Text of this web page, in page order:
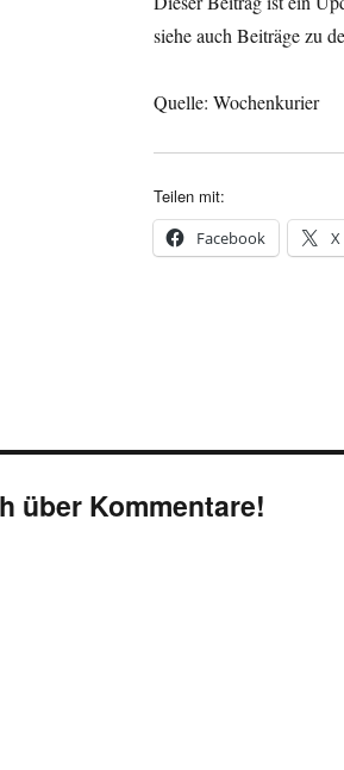
siehe auch Beiträge zu
Quelle: Wochenkurier
Teilen mit:
Facebook X
über Kommentare!